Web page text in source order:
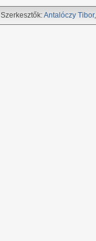
Szerkesztők:Antalóczy Tibor,